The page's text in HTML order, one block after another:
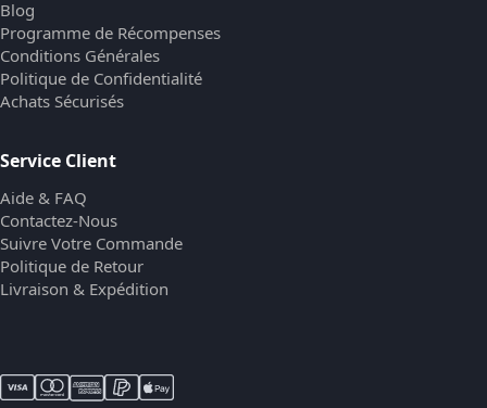
Blog
Programme de Récompenses
Conditions Générales
Politique de Confidentialité
Achats Sécurisés
Service Client
Aide & FAQ
Contactez-Nous
Suivre Votre Commande
Politique de Retour
Livraison & Expédition